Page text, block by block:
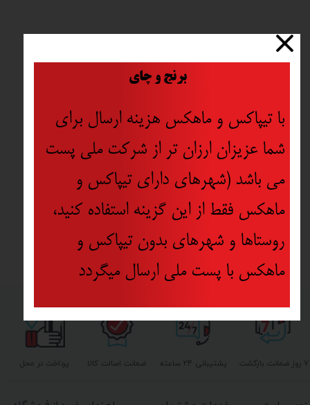
پشتیبانی ۲۴ ساعته پرداخت در محل ۷ روز ضمانت بازگشت ضمانت اصالت کالا
برنج و چای
با تیپاکس و ماهکس هزینه ارسال برای
شما عزیزان ارزان تر از شرکت ملی پست
می باشد (شهرهای دارای تیپاکس و
ماهکس فقط از این گزینه استفاده کنید،
روستاها و شهرهای بدون تیپاکس و
ماهکس با پست ملی ارسال میگردد